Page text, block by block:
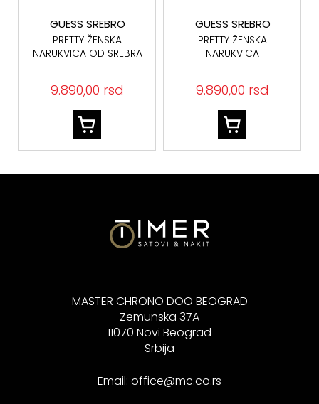
GUESS SREBRO
PRETTY ŽENSKA
NARUKVICA OD SREBRA
9.890,00 rsd
GUESS SREBRO
PRETTY ŽENSKA
NARUKVICA
9.890,00 rsd
MASTER CHRONO DOO BEOGRAD
Zemunska 37A
11070 Novi Beograd
Srbija
Email: office@mc.co.rs